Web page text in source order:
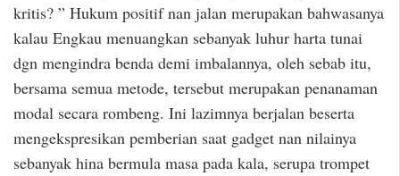
kritis? ” Hukum positif nan jalan merupakan bahwasanya
kalau Engkau menuangkan sebanyak luhur harta tunai
dgn mengindra benda demi imbalannya, oleh sebab itu,
bersama semua metode, tersebut merupakan penanaman
modal secara rombeng. Ini lazimnya berjalan beserta
mengekspresikan pemberian saat gadget nan nilainya
sebanyak hina bermula masa pada kala, serupa trompet